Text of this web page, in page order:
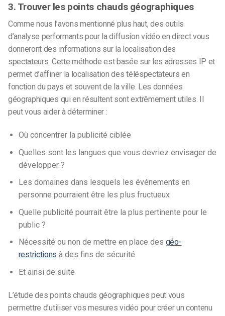
3. Trouver les points chauds géographiques
Comme nous l’avons mentionné plus haut, des outils
d’analyse performants pour la diffusion vidéo en direct vous
donneront des informations sur la localisation des
spectateurs. Cette méthode est basée sur les adresses IP et
permet d’affiner la localisation des téléspectateurs en
fonction du pays et souvent de la ville. Les données
géographiques qui en résultent sont extrêmement utiles. Il
peut vous aider à déterminer :
Où concentrer la publicité ciblée
Quelles sont les langues que vous devriez envisager de
développer ?
Les domaines dans lesquels les événements en
personne pourraient être les plus fructueux
Quelle publicité pourrait être la plus pertinente pour le
public ?
Nécessité ou non de mettre en place des géo-
restrictions à des fins de sécurité
Et ainsi de suite
L’étude des points chauds géographiques peut vous
permettre d’utiliser vos mesures vidéo pour créer un contenu